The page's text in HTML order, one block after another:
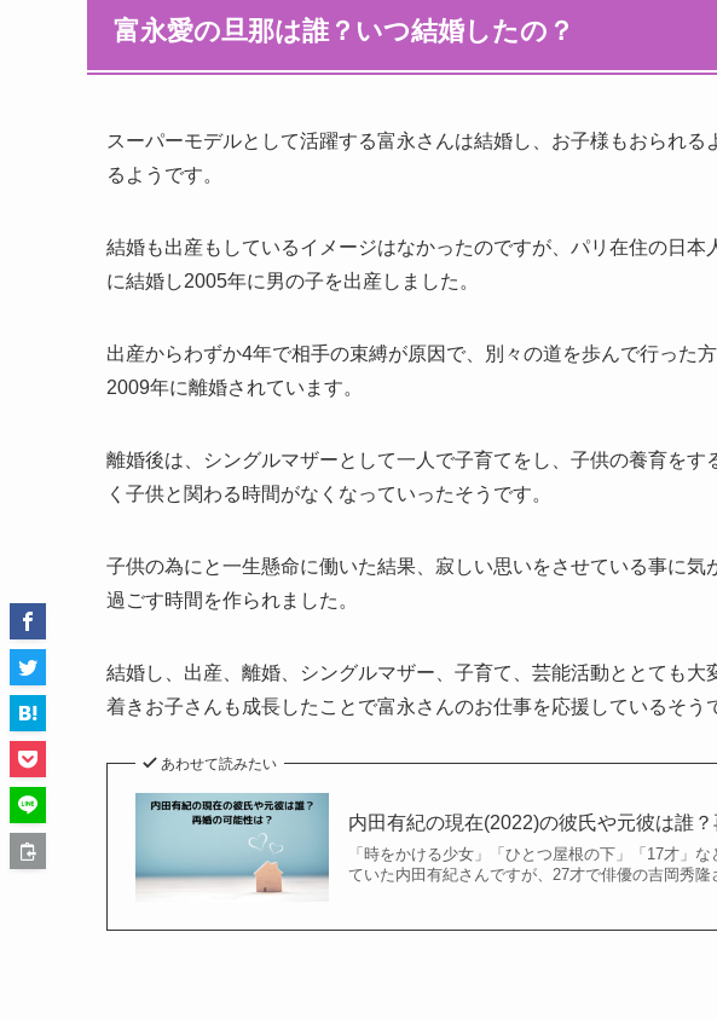
富永愛の旦那は誰？いつ結婚したの？
スーパーモデルとして活躍する富永さんは結婚し、お子様もおられ
るようです。
結婚も出産もしているイメージはなかったのですが、パリ在住の日
に結婚し2005年に男の子を出産しました。
出産からわずか4年で相手の束縛が原因で、別々の道を歩んで行った
2009年に離婚されています。
離婚後は、シングルマザーとして一人で子育てをし、子供の養育をす
く子供と関わる時間がなくなっていったそうです。
子供の為にと一生懸命に働いた結果、寂しい思いをさせている事に気
過ごす時間を作られました。
結婚し、出産、離婚、シングルマザー、子育て、芸能活動ととても大
着きお子さんも成長したことで富永さんのお仕事を応援しているそう
あわせて読みたい
内田有紀の現在(2022)の彼氏や元彼は誰
「時をかける少女」「ひとつ屋根の下」「17才」
ていた内田有紀さんですが、27才で俳優の吉岡秀